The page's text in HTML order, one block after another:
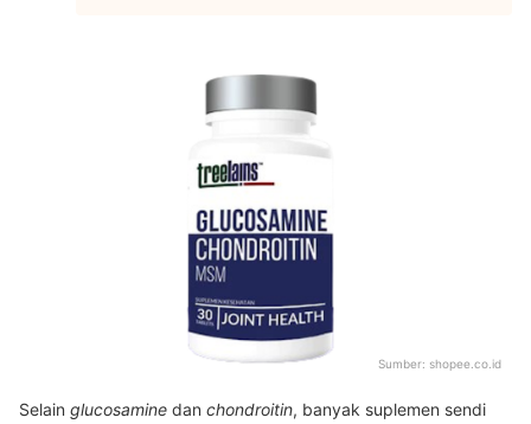
Sumber: shopee.co.id
Selain glucosamine dan chondroitin, banyak suplemen sendi